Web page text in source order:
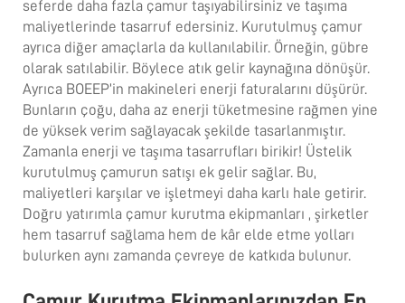
seferde daha fazla çamur taşıyabilirsiniz ve taşıma
maliyetlerinde tasarruf edersiniz. Kurutulmuş çamur
ayrıca diğer amaçlarla da kullanılabilir. Örneğin, gübre
olarak satılabilir. Böylece atık gelir kaynağına dönüşür.
Ayrıca BOEEP’in makineleri enerji faturalarını düşürür.
Bunların çoğu, daha az enerji tüketmesine rağmen yine
de yüksek verim sağlayacak şekilde tasarlanmıştır.
Zamanla enerji ve taşıma tasarrufları birikir! Üstelik
kurutulmuş çamurun satışı ek gelir sağlar. Bu,
maliyetleri karşılar ve işletmeyi daha karlı hale getirir.
Doğru yatırımla çamur kurutma ekipmanları , şirketler
hem tasarruf sağlama hem de kâr elde etme yolları
bulurken aynı zamanda çevreye de katkıda bulunur.